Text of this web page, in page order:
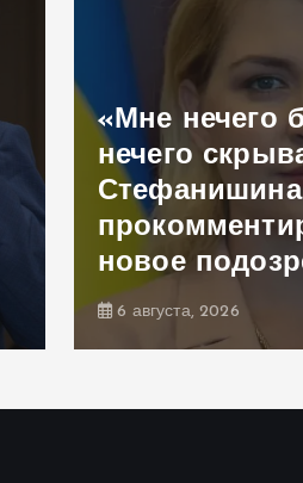
«Мне нечего
нечего
Стефанишина
новое
6 августа, 2026